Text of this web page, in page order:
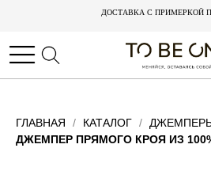
ДОСТАВКА С ПРИМЕРКОЙ
ДОСТАВКА С ПРИМЕРКОЙ
ГЛАВНАЯ КАТАЛОГ
ДЖЕМПЕР ПРЯМОГО КРОЯ ИЗ